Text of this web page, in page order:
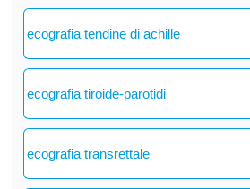
ecografia tendine di achille
ecografia tiroide-parotidi
ecografia transrettale